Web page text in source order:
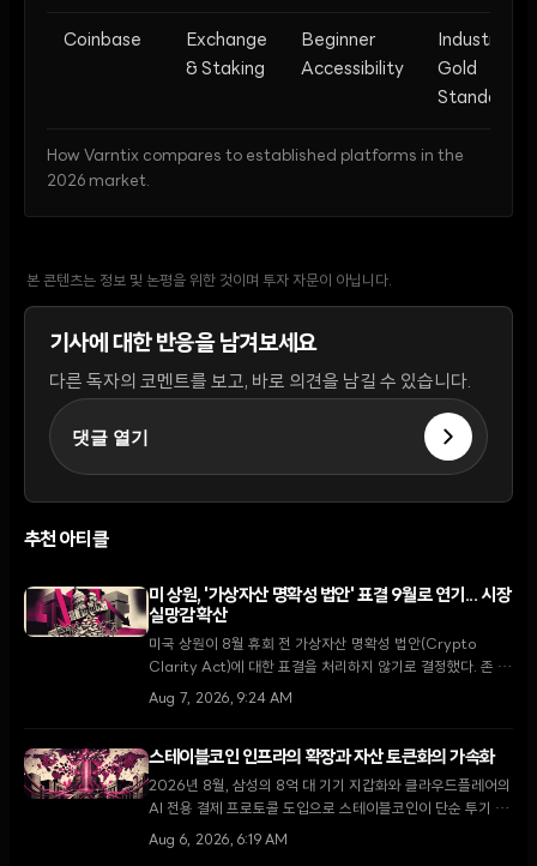
Coinbase
Exchange
& Staking
Beginner
Accessibility
Industry
Gold
Standard
How Varntix compares to established platforms in the
2026 market.
본 콘텐츠는 정보 및 논평을 위한 것이며 투자 자문이 아닙니다.
기사에 대한 반응을 남겨보세요
다른 독자의 코멘트를 보고, 바로 의견을 남길 수 있습니다.
댓글 열기
추천 아티클
미 상원, '가상자산 명확성 법안' 표결 9월로 연기... 시장
실망감 확산
미국 상원이 8월 휴회 전 가상자산 명확성 법안(Crypto
Clarity Act)에 대한 표결을 처리하지 않기로 결정했다. 존 튠
다수당 원내대표는 9월 복귀 후 최우선 과제로 다룰 것을 약속
Aug 7, 2026, 9:24 AM
스테이블코인 인프라의 확장과 자산 토큰화의 가속화
2026년 8월, 삼성의 8억 대 기기 지갑화와 클라우드플레어의
AI 전용 결제 프로토콜 도입으로 스테이블코인이 단순 투기 수
단을 넘어 글로벌 디지털 경제의 핵심 인프라로 자리 잡고 있
Aug 6, 2026, 6:19 AM